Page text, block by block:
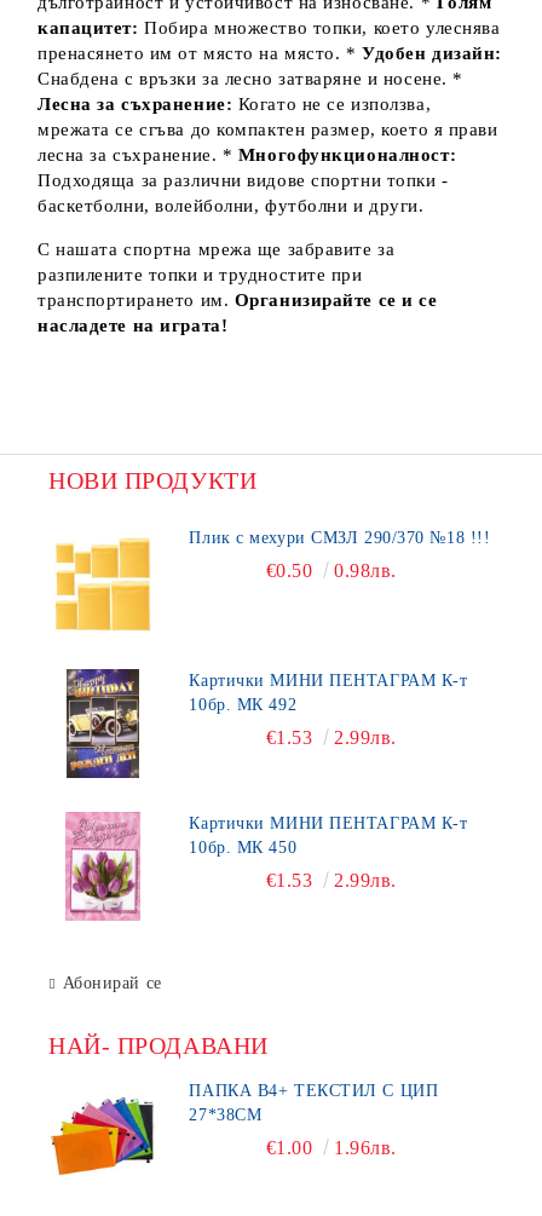
капацитет: Побира множество топки, което улеснява
пренасянето им от място на място. *Удобен дизайн:
Снабдена с връзки за лесно затваряне и носене. *
Лесна за съхранение: Когато не се използва,
мрежата се сгъва до компактен размер, което я прави
лесна за съхранение. * Многофункционалност:
Подходяща за различни видове спортни топки -
баскетболни, волейболни, футболни и други.
С нашата спортна мрежа ще забравите за
разпилените топки и трудностите при
транспортирането им. Организирайте се и се
насладете на играта!
НОВИ ПРОДУКТИ
Плик с мехури СМЗЛ 290/370 №18 !!!
€0.50 0.98лв.
Картички МИНИ ПЕНТАГРАМ К-т
10бр. МК 492
€1.53 2.99лв.
Картички МИНИ ПЕНТАГРАМ К-т
10бр. МК 450
€1.53 2.99лв.
Абонирай се
НАЙ- ПРОДАВАНИ
ПАПКА В4+ ТЕКСТИЛ С ЦИП
27*38СМ
€1.00 1.96лв.